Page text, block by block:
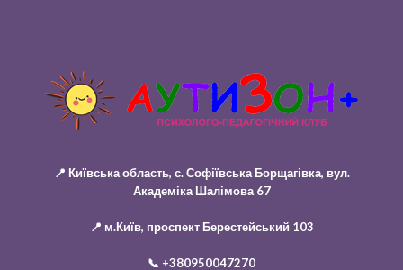
📍 Київська область, с. Софіївська Борщагівка, вул.
Академіка Шалімова 67
📍 м.Київ, проспект Берестейський 103
📞 +380950047270